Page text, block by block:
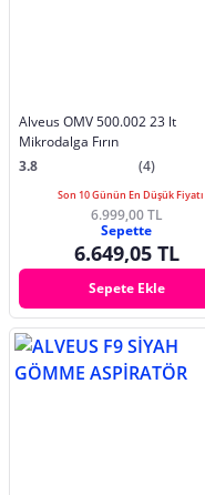
Alveus OMV 500.002 23 lt
Mikrodalga Fırın
3.8
(4)
Son 10 Günün En Düşük Fiyatı
6.999,00 TL
Sepette
6.649,05 TL
Sepete Ekle